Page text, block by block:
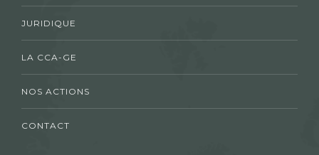
JURIDIQUE
LA CCA-GE
NOS ACTIONS
CONTACT